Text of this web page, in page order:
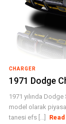
CHARGER
1971 Dodge
1971 yılında
model olarak
tanesi efs [...]